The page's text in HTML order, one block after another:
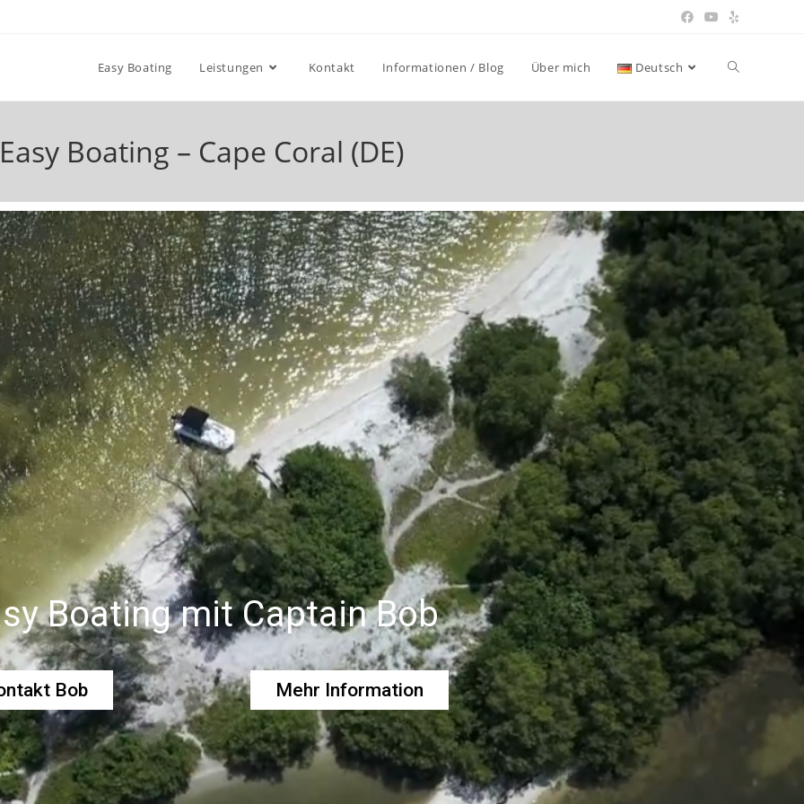
Easy Boating Leistungen Kontakt Informationen / Blog Über mich Deutsch
Boating – Cape Coral (DE)
Boating mit Captain Bob
Mehr Information
Bob